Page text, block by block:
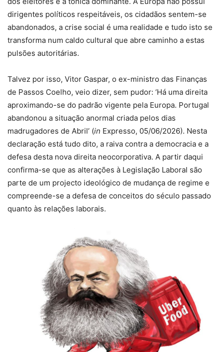
dirigentes políticos respeitáveis, os cidadãos sentem-se
abandonados, a crise social é uma realidade e tudo isto se
transforma num caldo cultural que abre caminho a estas
pulsões autoritárias.
Talvez por isso, Vitor Gaspar, o ex-ministro das Finanças
de Passos Coelho, veio dizer, sem pudor: ‘Há uma direita
aproximando-se do padrão vigente pela Europa. Portugal
abandonou a situação anormal criada pelos dias
madrugadores de Abril’ (in Expresso, 05/06/2026). Nesta
declaração está tudo dito, a raiva contra a democracia e a
defesa desta nova direita neocorporativa. A partir daqui
confirma-se que as alterações à Legislação Laboral são
parte de um projecto ideológico de mudança de regime e
compreende-se a defesa de conceitos do século passado
quanto às relações laborais.